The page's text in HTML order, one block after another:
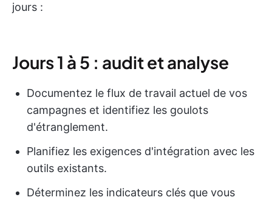
jours :
Jours 1 à 5 : audit et analyse
Documentez le flux de travail actuel de vos
campagnes et identifiez les goulots
d'étranglement.
Planifiez les exigences d'intégration avec les
outils existants.
Déterminez les indicateurs clés que vous